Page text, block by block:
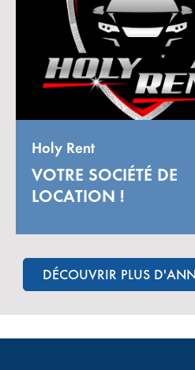
Holy Rent
VOTRE SOCIÉTÉ DE
LOCATION !
DÉCOUVRIR PLUS